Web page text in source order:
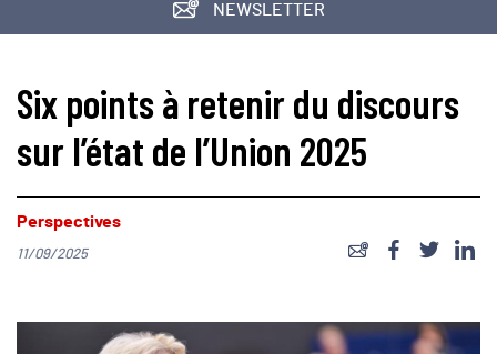
NEWSLETTER
Six points à retenir du discours
sur l’état de l’Union 2025
Perspectives
11/09/2025